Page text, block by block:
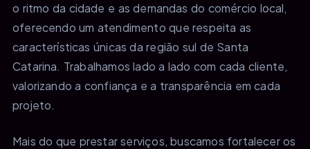
o ritmo da cidade e as demandas do comércio local,
oferecendo um atendimento que respeita as
características únicas da região sul de Santa
Catarina. Trabalhamos lado a lado com cada cliente,
valorizando a confiança e a transparência em cada
projeto.
Mais do que prestar serviços, buscamos fortalecer os